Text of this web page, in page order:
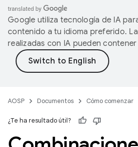
Google utiliza tecnología de IA
contenido a tu idioma preferido.
realizadas con IA pueden
AOSP Documentos Cómo comenzar
¿Te ha resultado útil?